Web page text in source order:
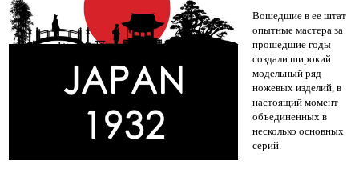
Вошедшие в ее штат
опытные мастера за
прошедшие годы
создали широкий
модельный ряд
ножевых изделий, в
настоящий момент
объединенных в
несколько основных
серий.